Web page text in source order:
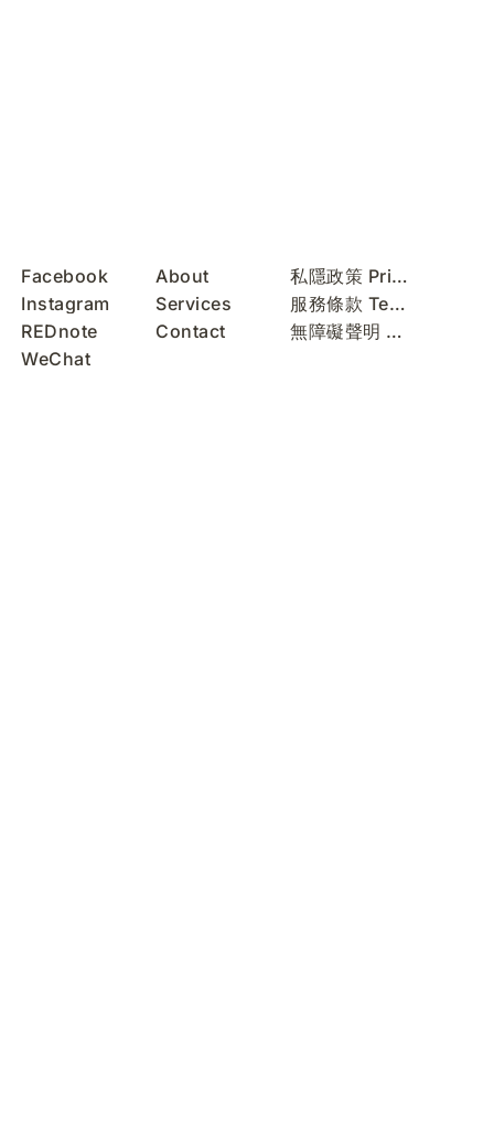
Facebook
Instagram
REDnote
WeChat
About
Services
Contact
私隱政策 Privacy Policy
服務條款 Terms of Use
無障礙聲明 Accessibility Statement